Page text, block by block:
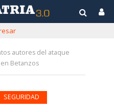
autores del ataque
Betanzos
SEGURIDAD